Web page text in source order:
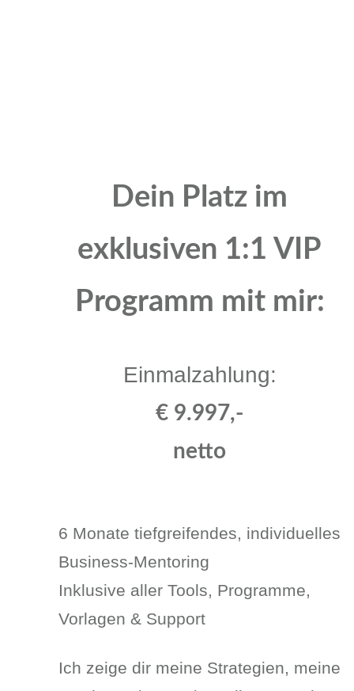
Dein Platz im
exklusiven 1:1 VIP
Programm mit mir:
Einmalzahlung:
€ 9.997,-
netto
6 Monate tiefgreifendes, individuelles
Business-Mentoring
Inklusive aller Tools, Programme,
Vorlagen & Support
Ich zeige dir meine Strategien, meine